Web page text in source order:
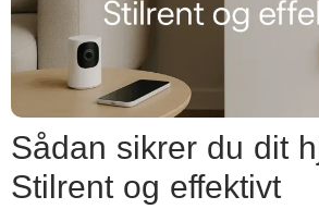
Sådan sikrer du dit
Stilrent og effektivt